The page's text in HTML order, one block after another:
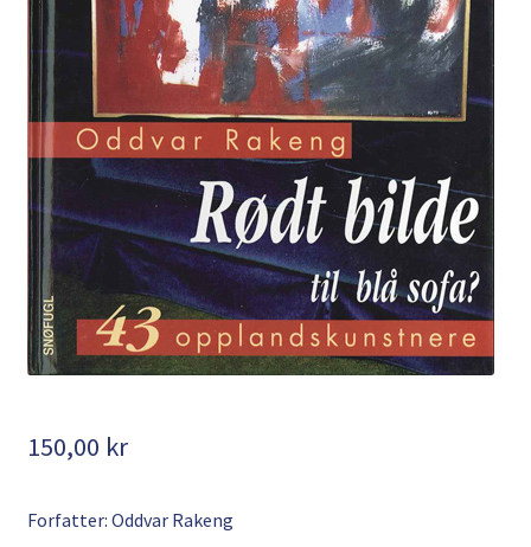
Kontakt
Min side
My Account
Om oss
Personvernerklæring
150,00 kr
Forfatter: Oddvar Rakeng